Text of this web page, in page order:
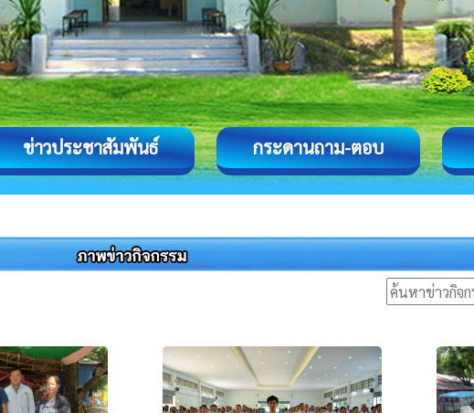
ข่าวประชาสัมพันธ์ กระดานถาม-ตอบ